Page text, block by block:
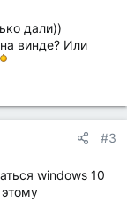
дали))
винде? Или
#3
windows 10